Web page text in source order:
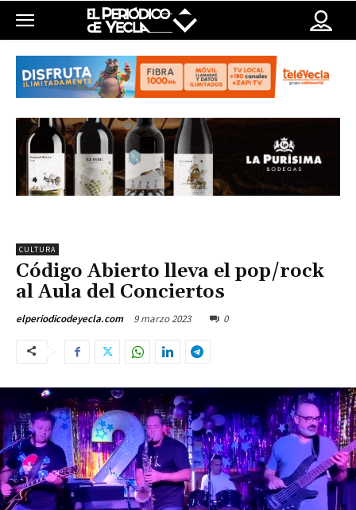
CULTURA
Código Abierto lleva el pop/rock
al Aula del Conciertos
elperiodicodeyecla.com 9 marzo 2023 0